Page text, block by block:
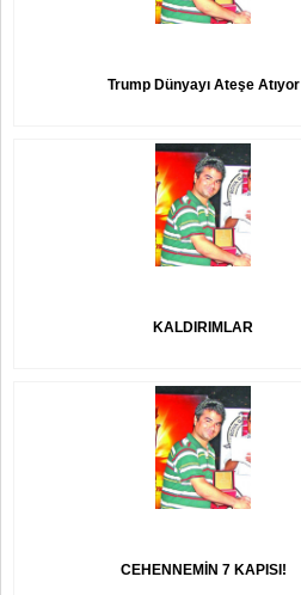
Trump Dünyayı Ateşe Atıyor
KALDIRIMLAR
CEHENNEMİN 7 KAPISI!